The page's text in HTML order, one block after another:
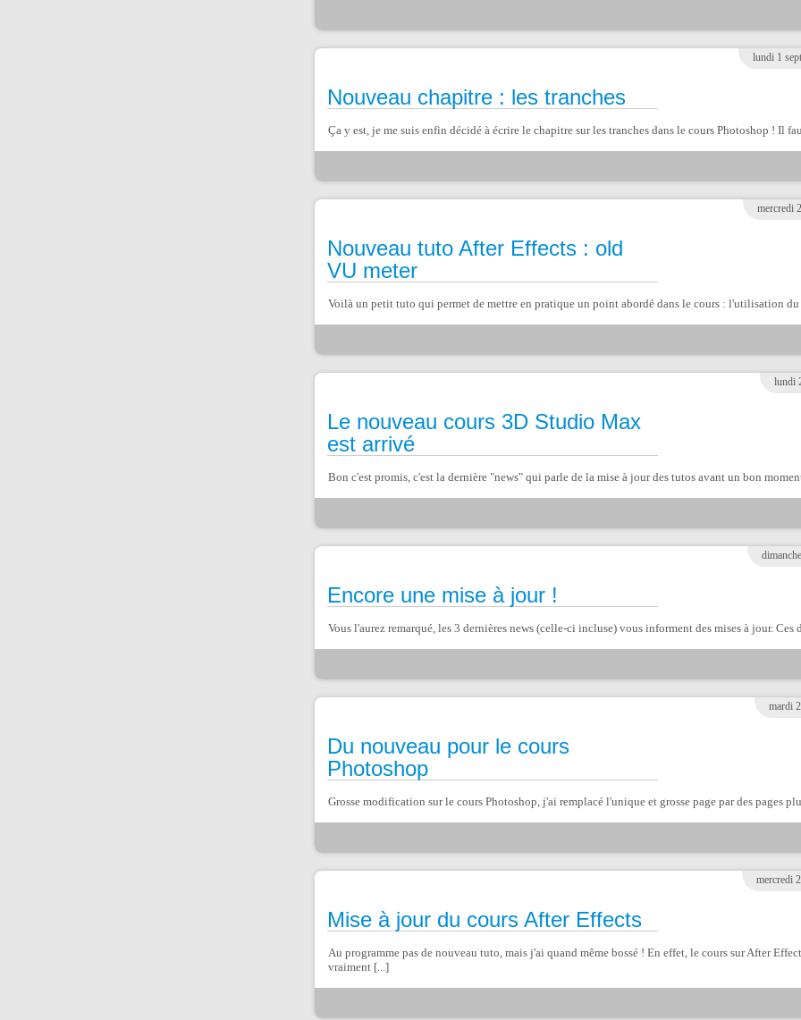
lundi 1
Nouveau chapitre : les tranches
Ça y est, je me suis enfin décidé à écrire le chapitre sur les tranches dans le cours Photoshop ! Il
mercredi
Nouveau tuto After Effects : old
VU meter
Voilà un petit tuto qui permet de mettre en pratique un point abordé dans le cours : l'utilisation du
lundi
Le nouveau cours 3D Studio Max
est arrivé
Bon c'est promis, c'est la dernière "news" qui parle de la mise à jour des tutos avant un bon
Encore une mise à jour !
Vous l'aurez remarqué, les 3 dernières news (celle-ci incluse) vous informent des mises à jour. Ces
mardi
Du nouveau pour le cours
Photoshop
Grosse modification sur le cours Photoshop, j'ai remplacé l'unique et grosse page par des pages
mercredi
Mise à jour du cours After Effects
Au programme pas de nouveau tuto, mais j'ai quand même bossé ! En effet, le cours sur After
vraiment [...]